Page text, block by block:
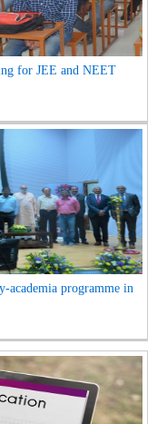
for JEE and NEET
academia programme in